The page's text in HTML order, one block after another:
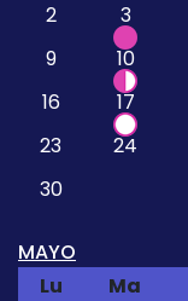
2
3
9
10
16
17
23
24
30
MAYO
Lu
Ma